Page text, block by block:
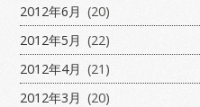
2012年6月 (20)
2012年5月 (22)
2012年4月 (21)
2012年3月 (20)